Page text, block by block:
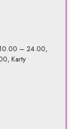
– 24.00,
Karty